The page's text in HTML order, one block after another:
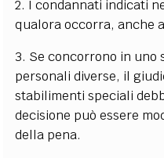
2. I condannati indicati
qualora occorra, anche
3. Se concorrono in uno
personali diverse, il
stabilimenti speciali
decisione può essere
della pena.